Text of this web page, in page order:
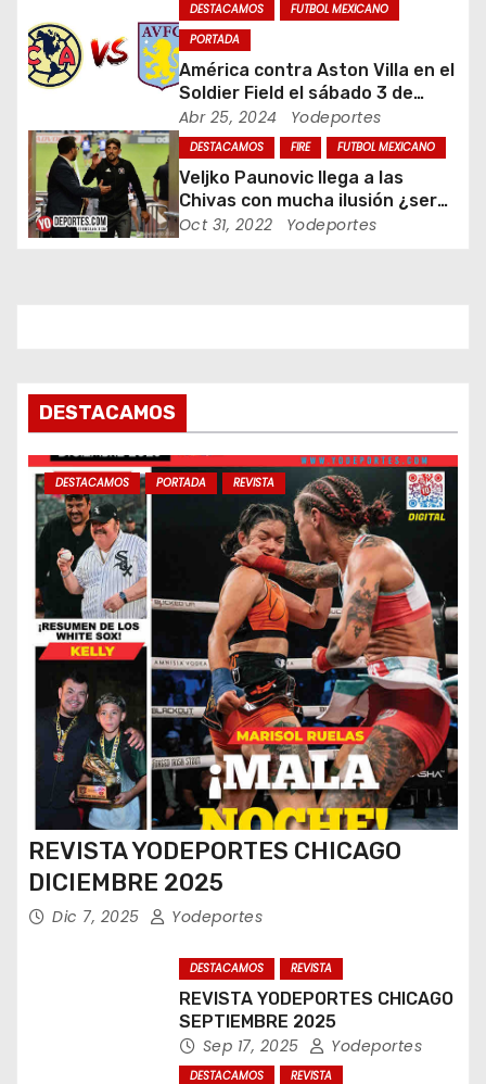
e
e
n
t
r
s
DESTACAMOS
FUTBOL MEXICANO
PORTADA
América contra Aston Villa en el
Soldier Field el sábado 3 de
agosto
Abr 25, 2024 Yodeportes
DESTACAMOS FIRE FUTBOL MEXICANO
Veljko Paunovic llega a las
Chivas con mucha ilusión ¿será
suficiente?
Oct 31, 2022 Yodeportes
DESTACAMOS
DESTACAMOS PORTADA REVISTA
REVISTA YODEPORTES CHICAGO
DICIEMBRE 2025
Dic 7, 2025 Yodeportes
DESTACAMOS REVISTA
REVISTA YODEPORTES CHICAGO
SEPTIEMBRE 2025
Sep 17, 2025 Yodeportes
DESTACAMOS REVISTA